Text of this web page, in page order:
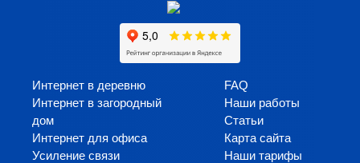
Интернет в деревню
Интернет в загородный
дом
Интернет для офиса
Усиление связи
FAQ
Наши работы
Статьи
Карта сайта
Наши тарифы